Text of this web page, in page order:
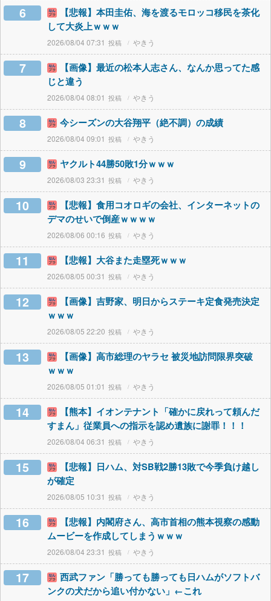
6
【悲報】本田圭佑、海を渡るモロッコ移民を茶化
して大炎上ｗｗｗ
2026/08/04 07:31 やきう
7
【画像】最近の松本人志さん、なんか思ってた感
じと違う
2026/08/04 08:01 やきう
8 今シーズンの大谷翔平（絶不調）の成績
2026/08/04 09:01 やきう
9 ヤクルト44勝50敗1分ｗｗｗ
2026/08/03 23:31 やきう
10
【悲報】食用コオロギの会社、インターネットの
デマのせいで倒産ｗｗｗｗ
2026/08/06 00:16 やきう
11 【悲報】大谷また走塁死ｗｗｗ
2026/08/05 00:31 やきう
12
【画像】吉野家、明日からステーキ定食発売決定
ｗｗｗ
2026/08/05 22:20 やきう
13
【画像】高市総理のヤラセ 被災地訪問限界突破
ｗｗｗ
2026/08/05 01:01 やきう
14
【熊本】イオンテナント「確かに戻れって頼んだ
すまん」従業員への指示を認め遺族に謝罪！！！
2026/08/04 06:31 やきう
15
【悲報】日ハム、対SB戦2勝13敗で今季負け越し
が確定
2026/08/05 10:31 やきう
16
【悲報】内閣府さん、高市首相の熊本視察の感動
ムービーを作成してしまうｗｗｗ
2026/08/04 23:31 やきう
17
西武ファン「勝っても勝っても日ハムがソフトバ
ンクの犬だから追い付かない」←これ